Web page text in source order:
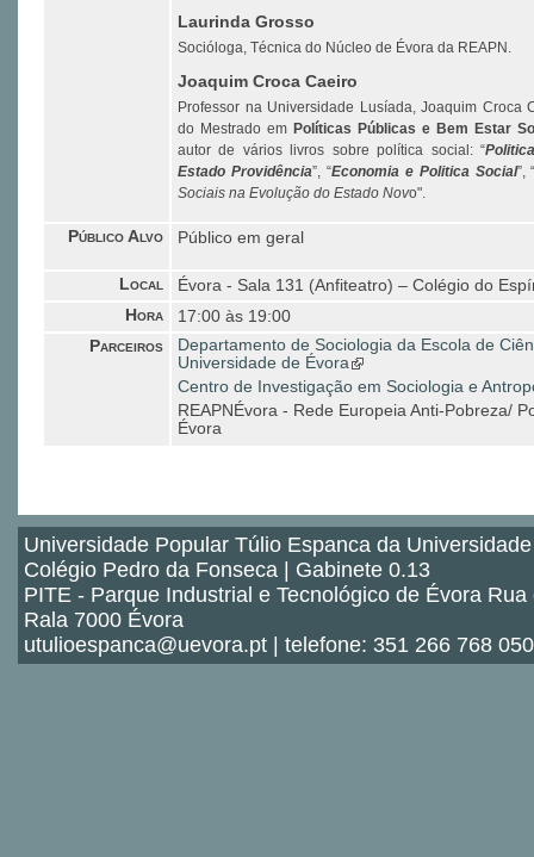
Laurinda Grosso
Socióloga, Técnica do Núcleo de Évora da REAPN.
Joaquim Croca Caeiro
Professor na Universidade Lusíada, Joaquim Croca
do Mestrado em Políticas Públicas e Bem Estar
autor de vários livros sobre política social: “
Estado Providência”, “Economia e Politica Social”,
Sociais na Evolução do Estado Novo".
Público Alvo Público em geral
Local Évora - Sala 131 (Anfiteatro) – Colégio do
Hora 17:00 às 19:00
Parceiros
Departamento de Sociologia da Escola de
Universidade de Évora
Centro de Investigação em Sociologia e
REAPNÉvora - Rede Europeia Anti-Pobreza/
Évora
Universidade Popular Túlio Espanca da
Colégio Pedro da Fonseca | Gabinete 0.13
PITE - Parque Industrial e Tecnológico de Évora Rua
Rala 7000 Évora
utulioespanca@uevora.pt | telefone: 351 266 768 050